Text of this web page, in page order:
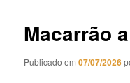
Macarrão
Publicado em07/07/2026